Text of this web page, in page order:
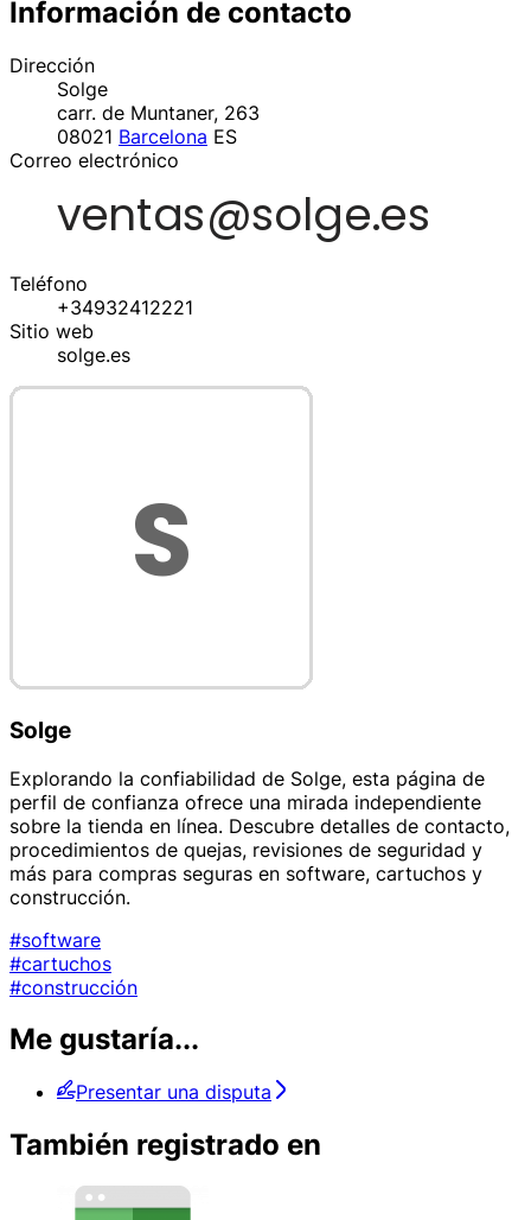
Información de contacto
Dirección
Solge
carr. de Muntaner, 263
08021 Barcelona ES
Correo electrónico
Teléfono
+34932412221
Sitio web
solge.es
Solge
Explorando la confiabilidad de Solge, esta página de
perfil de confianza ofrece una mirada independiente
sobre la tienda en línea. Descubre detalles de contacto,
procedimientos de quejas, revisiones de seguridad y
más para compras seguras en software, cartuchos y
construcción.
#software
#cartuchos
#construcción
Me gustaría...
Presentar una disputa
También registrado en